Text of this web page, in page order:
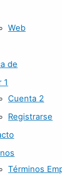
Web
de
1
Cuenta 2
Registrarse
Términos